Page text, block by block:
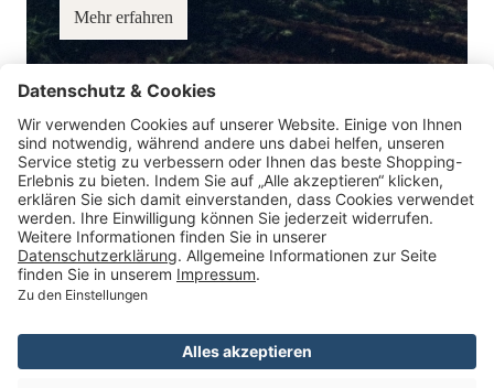
Mehr erfahren
Service-Hotline
Information
Service
Zahlungsmöglichkeiten
* Alle Preise inkl. gesetzl. Mehrwertsteuer.